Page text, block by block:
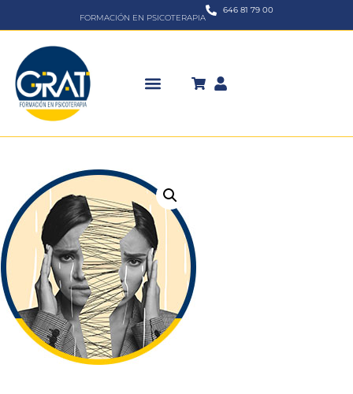
FORMACIÓN EN PSICOTERAPIA
646 81 79 00